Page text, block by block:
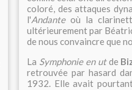
coloré, des attaques
l'Andanteoù la
ultérieurement par
de nous convaincre que
La Symphonie en utde
retrouvée par hasard
1932. Elle avait